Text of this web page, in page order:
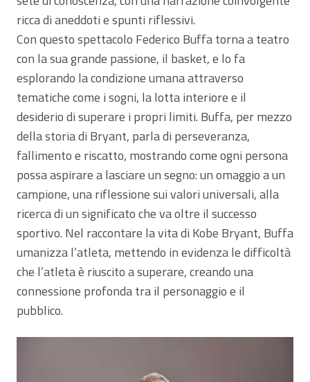
ricca di aneddoti e spunti riflessivi.
Con questo spettacolo Federico Buffa torna a teatro
con la sua grande passione, il basket, e lo fa
esplorando la condizione umana attraverso
tematiche come i sogni, la lotta interiore e il
desiderio di superare i propri limiti. Buffa, per mezzo
della storia di Bryant, parla di perseveranza,
fallimento e riscatto, mostrando come ogni persona
possa aspirare a lasciare un segno: un omaggio a un
campione, una riflessione sui valori universali, alla
ricerca di un significato che va oltre il successo
sportivo. Nel raccontare la vita di Kobe Bryant, Buffa
umanizza l’atleta, mettendo in evidenza le difficoltà
che l’atleta è riuscito a superare, creando una
connessione profonda tra il personaggio e il
pubblico.